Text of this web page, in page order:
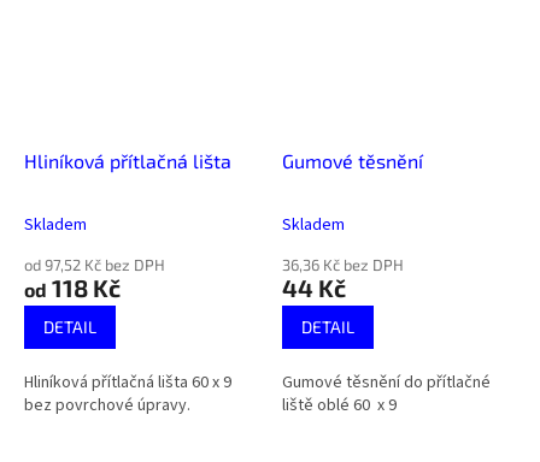
Hliníková přítlačná lišta
Skladem
od 97,52 Kč bez DPH
od 118 Kč
DETAIL
Hliníková přítlačná lišta 60 x 9
bez povrchové úpravy.
Gumové těsnění
Skladem
36,36 Kč bez DPH
44 Kč
DETAIL
Gumové těsnění do přítlačné
liště oblé 60 x 9